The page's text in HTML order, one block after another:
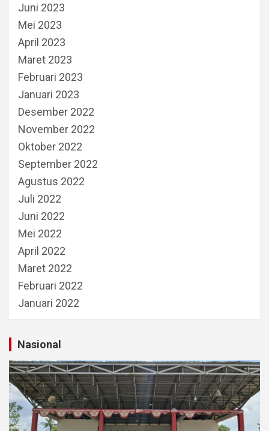
Juni 2023
Mei 2023
April 2023
Maret 2023
Februari 2023
Januari 2023
Desember 2022
November 2022
Oktober 2022
September 2022
Agustus 2022
Juli 2022
Juni 2022
Mei 2022
April 2022
Maret 2022
Februari 2022
Januari 2022
Nasional